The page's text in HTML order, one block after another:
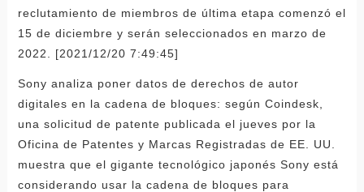
reclutamiento de miembros de última etapa comenzó el
15 de diciembre y serán seleccionados en marzo de
2022. [2021/12/20 7:49:45]
Sony analiza poner datos de derechos de autor
digitales en la cadena de bloques: según Coindesk,
una solicitud de patente publicada el jueves por la
Oficina de Patentes y Marcas Registradas de EE. UU.
muestra que el gigante tecnológico japonés Sony está
considerando usar la cadena de bloques para